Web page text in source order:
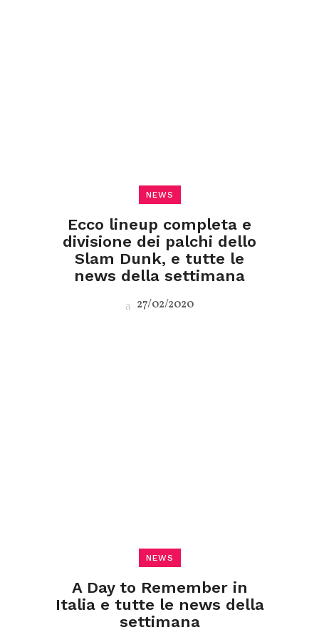
NEWS
Ecco lineup completa e
divisione dei palchi dello
Slam Dunk, e tutte le
news della settimana
27/02/2020
NEWS
A Day to Remember in
Italia e tutte le news della
settimana